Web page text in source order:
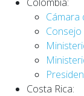
Cámara
Costa Rica: